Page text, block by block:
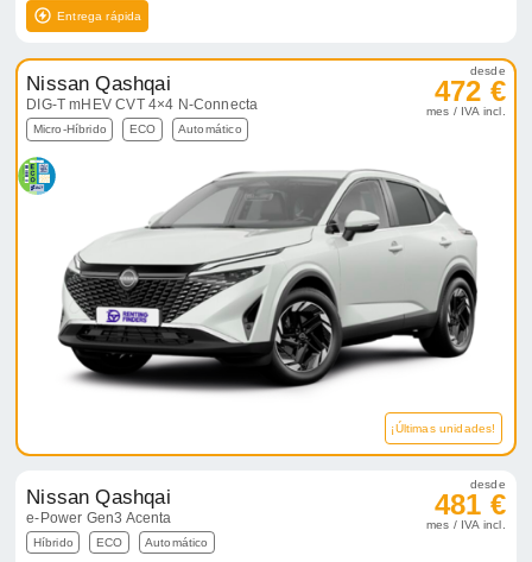
Entrega rápida
Nissan Qashqai
DIG-T mHEV CVT 4×4 N-Connecta
Micro-Híbrido ECO Automático
desde
472 €
mes / IVA incl.
¡Últimas unidades!
Nissan Qashqai
e-Power Gen3 Acenta
Híbrido ECO Automático
desde
481 €
mes / IVA incl.